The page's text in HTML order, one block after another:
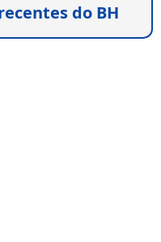
do BH